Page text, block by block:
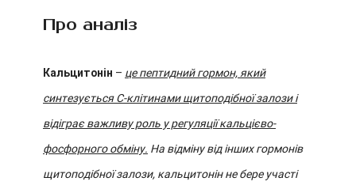
Про аналіз
Кальцитонін – це пептидний гормон, який
синтезується С-клітинами щитоподібної залози і
відіграє важливу роль у регуляції кальцієво-
фосфорного обміну. На відміну від інших гормонів
щитоподібної залози, кальцитонін не бере участі